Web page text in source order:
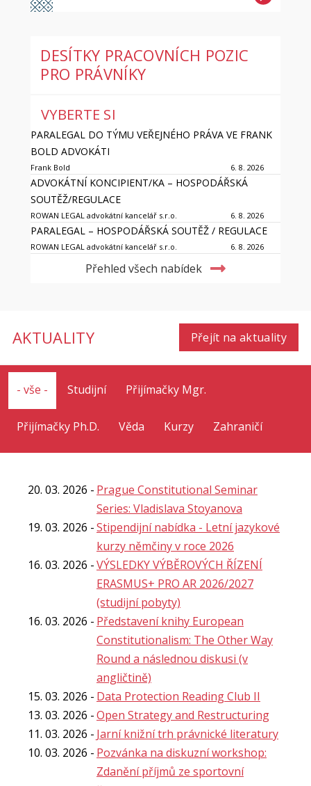
DESÍTKY PRACOVNÍCH POZIC
PRO PRÁVNÍKY
VYBERTE SI
PARALEGAL DO TÝMU VEŘEJNÉHO PRÁVA VE FRANK
BOLD ADVOKÁTI
Frank Bold 6. 8. 2026
ADVOKÁTNÍ KONCIPIENT/KA – HOSPODÁŘSKÁ
SOUTĚŽ/REGULACE
ROWAN LEGAL advokátní kancelář s.r.o. 6. 8. 2026
PARALEGAL – HOSPODÁŘSKÁ SOUTĚŽ / REGULACE
ROWAN LEGAL advokátní kancelář s.r.o. 6. 8. 2026
Přehled všech nabídek
AKTUALITY Přejít na aktuality
- vše - Studijní Přijímačky Mgr.
Přijímačky Ph.D. Věda Kurzy Zahraničí
20. 03. 2026
Prague Constitutional Seminar
Series: Vladislava Stoyanova
19. 03. 2026
Stipendijní nabídka - Letní jazykové
kurzy němčiny v roce 2026
16. 03. 2026
VÝSLEDKY VÝBĚROVÝCH ŘÍZENÍ
ERASMUS+ PRO AR 2026/2027
(studijní pobyty)
16. 03. 2026
Představení knihy European
Constitutionalism: The Other Way
Round a následnou diskusi (v
angličtině)
15. 03. 2026
Data Protection Reading Club II
13. 03. 2026
Open Strategy and Restructuring
11. 03. 2026
Jarní knižní trh právnické literatury
10. 03. 2026
Pozvánka na diskuzní workshop:
Zdanění příjmů ze sportovní